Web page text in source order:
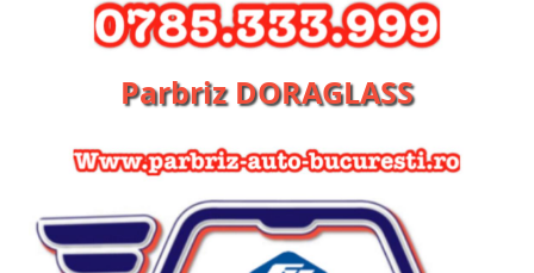
Parbriz DORAGLASS